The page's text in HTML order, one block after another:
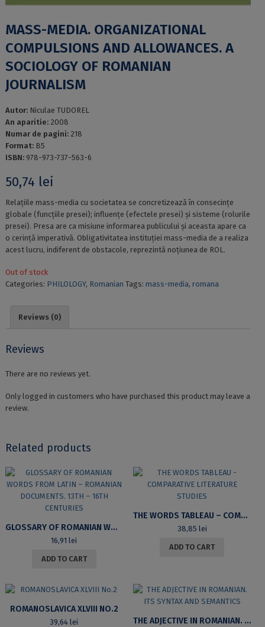
MASS-MEDIA. ORGANIZATIONAL
COMPULSIONS AND ALLOWANCES. A
SOCIOLOGY OF ROMANIAN
JOURNALISM
Autor: Niculae TUDOREL
An aparitie: 2008
Numar de pagini: 218
Format: B5
ISBN: 978-973-737-563-6
50,74 lei
Relațiile mass-media cu societatea se concretizează în consecințe
globale (funcțiile presei); influențe (efectele presei) și sisteme (rolurile
presei). Presa are ca misiune informarea publicului și aceasta apare ca
o cerință imperativă. Obligativitatea instituției mass-media de a realiza
acest lucru, indiferent de obstacole, reprezintă noțiunea de ROL.
Out of stock
Categories: PHILOLOGY, Romanian Tags: mass-media, romana
Reviews (0)
Reviews
There are no reviews yet.
Only logged in customers who have purchased this product may leave a
review.
Related products
GLOSSARY OF ROMANIAN WORDS FROM LATIN – ROMANIAN DOCUMENTS. 13TH – 16TH CENTURIES
16,91 lei
ADD TO CART
THE WORDS TABLEAU – COMPARATIVE LITERATURE STUDIES
38,85 lei
ADD TO CART
ROMANOSLAVICA XLVIII NO.2
39,64lei THE ADJECTIVE IN ROMANIAN. ITS SYNTAX AND SEMANTICS